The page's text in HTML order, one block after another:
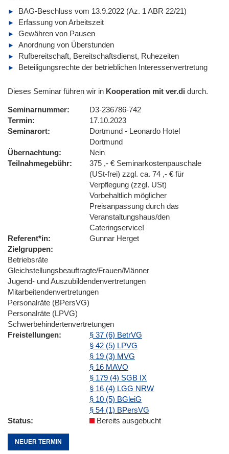
BAG-Beschluss vom 13.9.2022 (Az. 1 ABR 22/21)
Erfassung von Arbeitszeit
Gewähren von Pausen
Anordnung von Überstunden
Rufbereitschaft, Bereitschaftsdienst, Ruhezeiten
Beteiligungsrechte der betrieblichen Interessenvertretung
Dieses Seminar führen wir in Kooperation mit ver.di durch.
Seminarnummer
D3-236786-742
Termin
17.10.2023
Seminarort
Dortmund - Leonardo Hotel
Dortmund
Übernachtung
Nein
Teilnahmegebühr
375 ,- € Seminarkostenpauschale
(USt-frei) zzgl. ca. 74 ,- € für
Verpflegung (zzgl. USt)
Vorbehaltlich möglicher
Preisanpassung durch das
Veranstaltungshaus/den
Cateringservice!
Referent*in
Gunnar Herget
Zielgruppen
Betriebsräte
Gleichstellungsbeauftragte/Frauen/Männer
Jugend- und Auszubildendenvertretungen
Mitarbeitendenvertretungen
Personalräte (BPersVG)
Personalräte (LPVG)
Schwerbehindertenvertretungen
Freistellungen
§ 37 (6) BetrVG
§ 42 (5) LPVG
§ 19 (3) MVG
§ 16 MAVO
§ 179 (4) SGB IX
§ 16 (4) LGG NRW
§ 10 (5) BGleiG
§ 54 (1) BPersVG
Status
Bereits ausgebucht
NEUER TERMIN